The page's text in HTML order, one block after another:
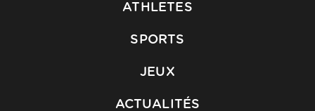
ATHLETES
SPORTS
JEUX
ACTUALITÉS